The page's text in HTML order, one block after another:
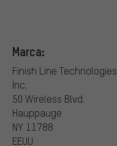
Marca:
Finish Line Technologies
Inc.
50 Wireless Blvd.
Hauppauge
NY 11788
EEUU